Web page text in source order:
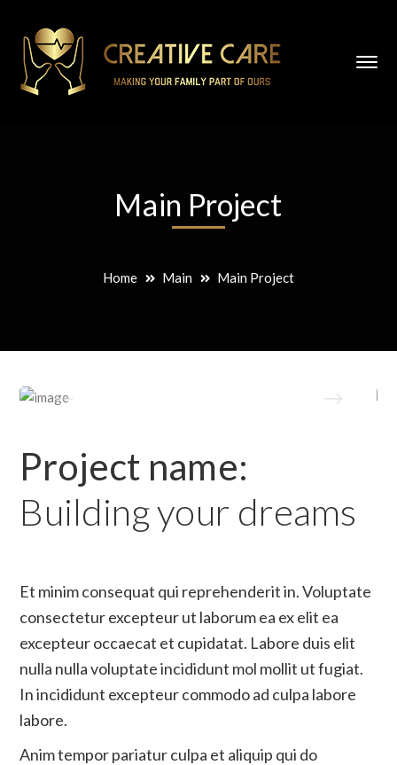
Main Project
Home Main Main Project
Project name:
Building your dreams
Et minim consequat qui reprehenderit in. Voluptate
consectetur excepteur ut laborum ea ex elit ea
excepteur occaecat et cupidatat. Labore duis elit
nulla nulla voluptate incididunt mol mollit ut fugiat.
In incididunt excepteur commodo ad culpa labore
labore.
Anim tempor pariatur culpa et aliquip qui do